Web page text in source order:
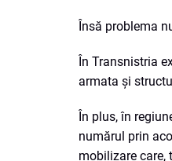
Însă problema
În Transnistria
armata și
În plus, în
numărul prin
mobilizare care,